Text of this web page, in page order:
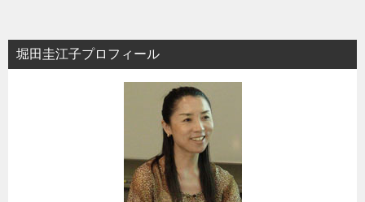
ン
堀田圭江子プロフィール